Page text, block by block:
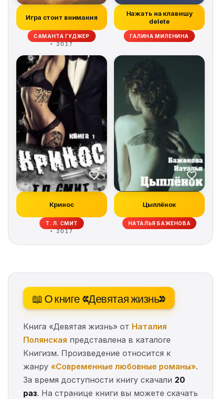
Игра стоит внимания
САМАНТА ГУДЖЕР
2017
Нажать на клавишу
delete
ГАЛИНА МИЛЕНИНА
Кринос
Т. Л. СМИТ
2017
Цыплёнок
НАТАЛЬЯ БАЖЕНОВА
📖 О книге «Девятая жизнь»
Книга «Девятая жизнь» от Наталия
Полянская представлена в каталоге
Книгизм. Произведение относится к
жанру «Современные любовные романы».
За время доступности книгу скачали 20
раз. На странице книги вы можете скачать